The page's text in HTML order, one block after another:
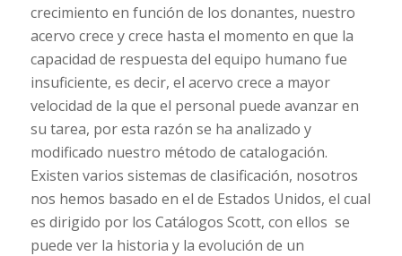
crecimiento en función de los donantes, nuestro
acervo crece y crece hasta el momento en que la
capacidad de respuesta del equipo humano fue
insuficiente, es decir, el acervo crece a mayor
velocidad de la que el personal puede avanzar en
su tarea, por esta razón se ha analizado y
modificado nuestro método de catalogación.
Existen varios sistemas de clasificación, nosotros
nos hemos basado en el de Estados Unidos, el cual
es dirigido por los Catálogos Scott, con ellos se
puede ver la historia y la evolución de un